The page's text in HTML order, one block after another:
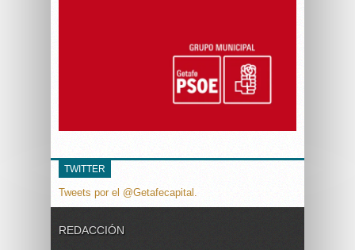
TWITTER
Tweets por el @Getafecapital.
REDACCIÓN